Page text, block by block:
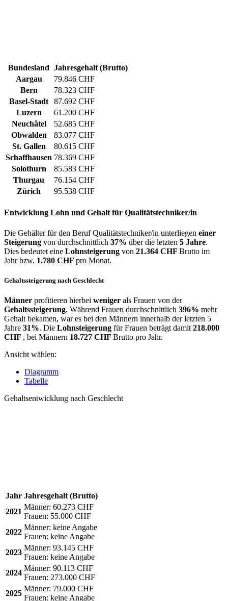
Bundesland Jahresgehalt (Brutto)
Aargau
79.846 CHF
Bern
78.323 CHF
Basel-Stadt
87.692 CHF
Luzern
61.200 CHF
Neuchâtel
52.685 CHF
Obwalden
83.077 CHF
St. Gallen
80.615 CHF
Schaffhausen 78.369 CHF
Solothurn
85.583 CHF
Thurgau
76.154 CHF
Zürich
95.538 CHF
Entwicklung Lohn und Gehalt für Qualitätstechniker/in
Die Gehälter für den Beruf Qualitätstechniker/in unterliegen einer
Steigerung von durchschnittlich 37% über die letzten 5 Jahre.
Dies bedeutet eine Lohnsteigerung von 21.364 CHF Brutto im
Jahr bzw. 1.780 CHF pro Monat.
Gehaltssteigerung nach Geschlecht
Männer profitieren hierbei weniger als Frauen von der
Gehaltssteigerung. Während Frauen durchschnittlich 396% mehr
Gehalt bekamen, war es bei den Männern innerhalb der letzten 5
Jahre 31%. Die Lohnsteigerung für Frauen beträgt damit 218.000
CHF , bei Männern 18.727 CHF Brutto pro Jahr.
Ansicht wählen:
Diagramm
Tabelle
Gehaltsentwicklung nach Geschlecht
Jahr Jahresgehalt (Brutto)
2021
Männer: 60.273 CHF
Frauen: 55.000 CHF
2022
Männer: keine Angabe
Frauen: keine Angabe
2023
Männer: 93.145 CHF
Frauen: keine Angabe
2024
Männer: 90.113 CHF
Frauen: 273.000 CHF
2025
Männer: 79.000 CHF
Frauen: keine Angabe